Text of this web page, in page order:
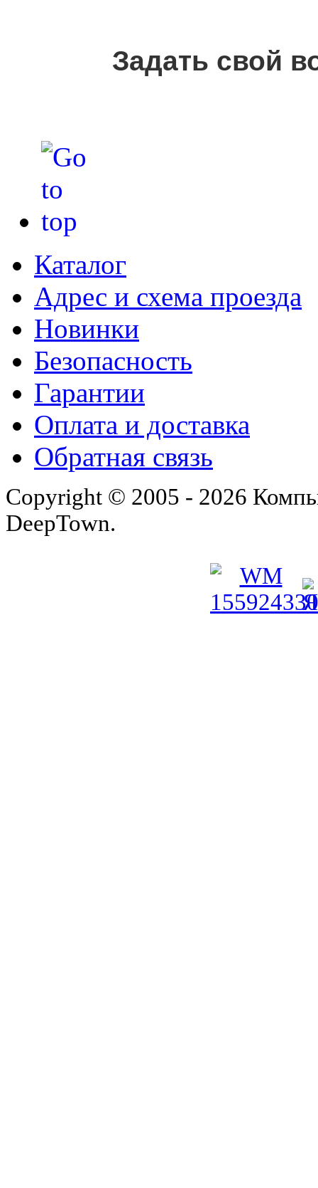
Задать свой
Каталог
Адрес и схема проезда
Новинки
Безопасность
Гарантии
Оплата и доставка
Обратная связь
Copyright © 2005 - 2026
DeepTown.